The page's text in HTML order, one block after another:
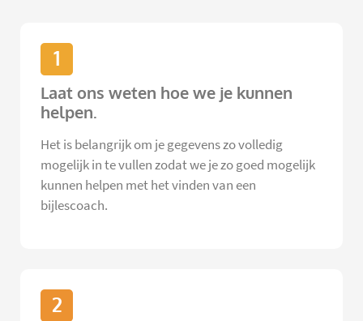
1
Laat ons weten hoe we je kunnen
helpen.
Het is belangrijk om je gegevens zo volledig
mogelijk in te vullen zodat we je zo goed mogelijk
kunnen helpen met het vinden van een
bijlescoach.
2